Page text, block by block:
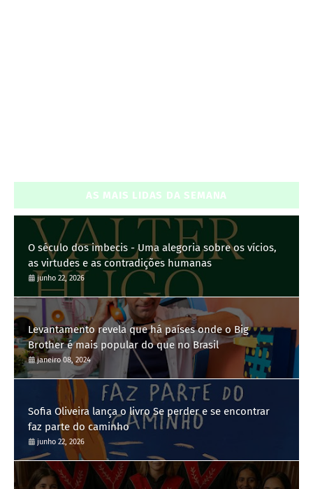
AS MAIS LIDAS DA SEMANA
O século dos imbecis - Uma alegoria sobre os vícios,
as virtudes e as contradições humanas
junho 22, 2026
Levantamento revela que há países onde o Big
Brother é mais popular do que no Brasil
janeiro 08, 2024
Sofia Oliveira lança o livro Se perder e se encontrar
faz parte do caminho
junho 22, 2026